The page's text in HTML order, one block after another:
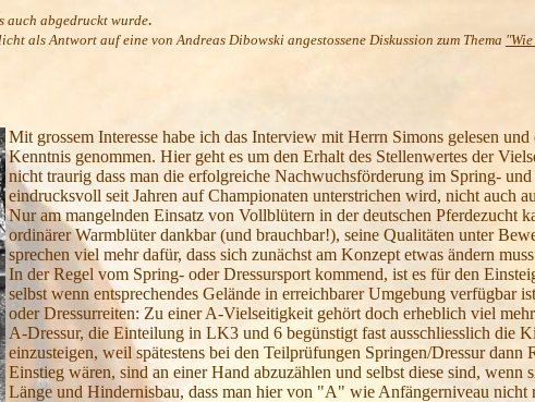
auch abgedruckt wurde.
als Antwort auf eine von Andreas Dibowski angestossene Diskussion zum Thema
Mit grossem Interesse habe ich das Interview mit Herrn Simons gelesen
Kenntnis genommen. Hier geht es um den Erhalt des Stellenwertes der
nicht traurig dass man die erfolgreiche Nachwuchsförderung im Spring-
eindrucksvoll seit Jahren auf Championaten unterstrichen wird, nicht auch
Nur am mangelnden Einsatz von Vollblütern in der deutschen Pferdezucht
ordinärer Warmblüter dankbar (und brauchbar!), seine Qualitäten unter
sprechen viel mehr dafür, dass sich zunächst am Konzept etwas ändern
In der Regel vom Spring- oder Dressursport kommend, ist es für den
selbst wenn entsprechendes Gelände in erreichbarer Umgebung
oder Dressurreiten: Zu einer A-Vielseitigkeit gehört doch erheblich viel
A-Dressur, die Einteilung in LK3 und 6 begünstigt fast ausschliesslich die
einzusteigen, weil spätestens bei den Teilprüfungen Springen/Dressur dann
Einstieg wären, sind an einer Hand abzuzählen und selbst diese sind,
Länge und Hindernisbau, dass man hier von "A" wie Anfängerniveau nicht